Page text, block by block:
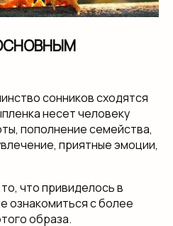
сонников сходятся
несет человеку
пополнение семейства,
приятные эмоции,
что привиделось в
ознакомиться с более
образа.